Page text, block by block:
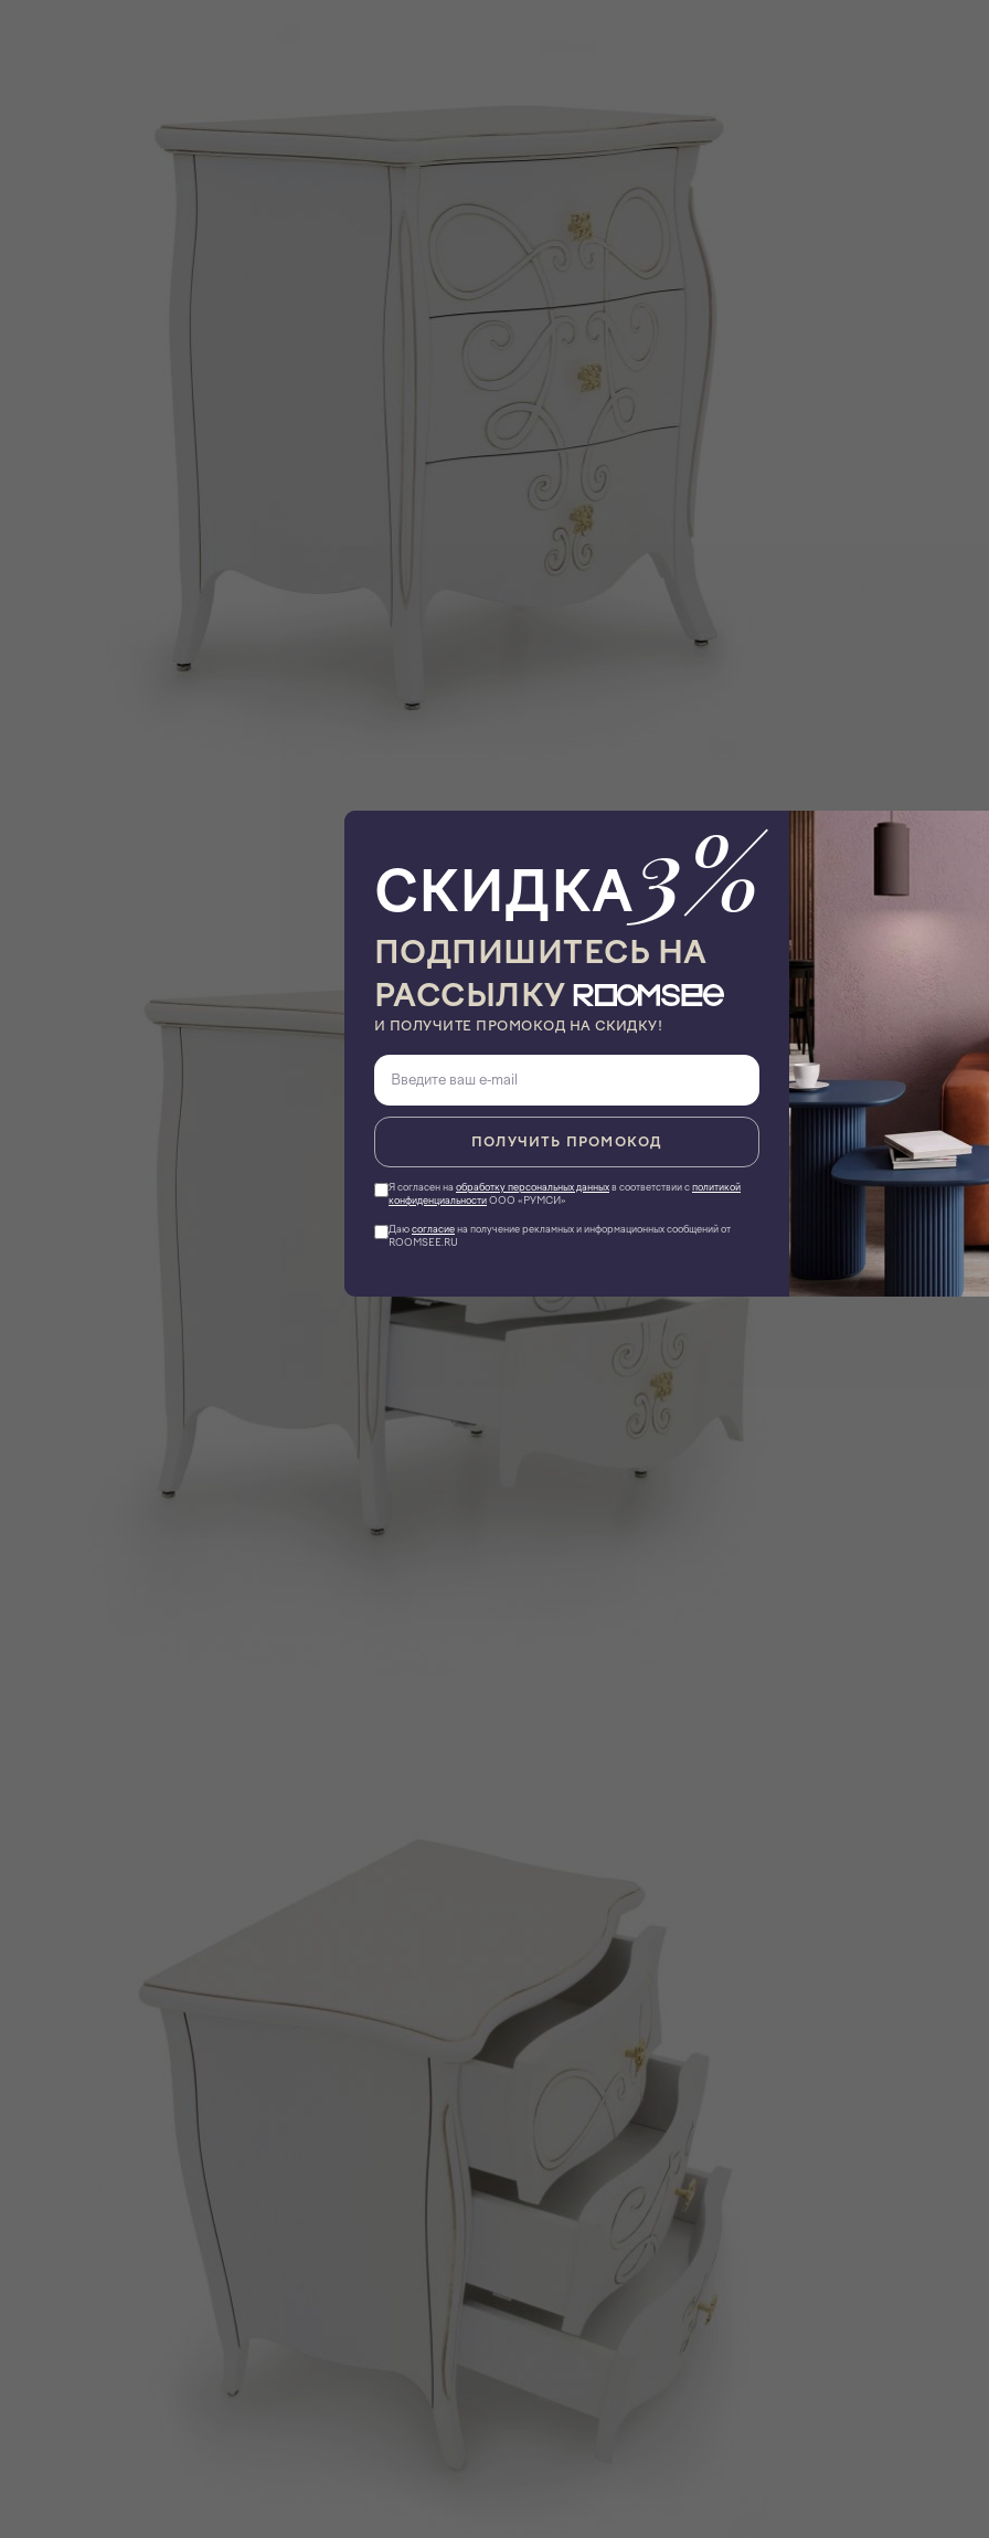
СКИДКА3%
ПОДПИШИТЕСЬ НА
РАССЫЛКУ
И ПОЛУЧИТЕ ПРОМОКОД НА СКИДКУ!
ПОЛУЧИТЬ ПРОМОКОД
Я согласен на обработку персональных данныхв соответствии сполитикой
конфиденциальностиООО «РУМСИ»
Даюсогласиена получение рекламных и информационных сообщений от
ROOMSEE.RU